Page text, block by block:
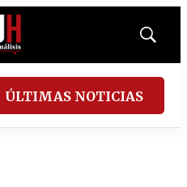
Mostrar
ÚLTIMAS NOTICIAS